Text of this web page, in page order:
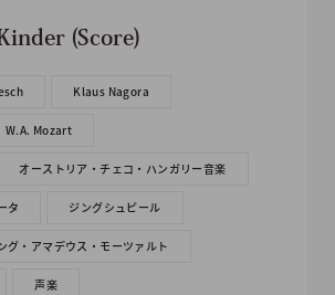
(Score)
Klaus Nagora
W.A. Mozart
オーストリア・チェコ・ハンガリー音楽
タ ジングシュピール
グ・アマデウス・モーツァルト
声楽